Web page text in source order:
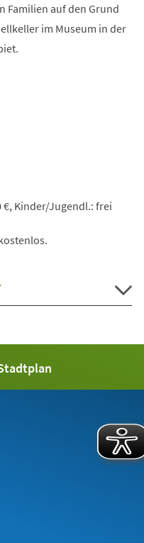
Familien auf den Grund
im Museum in der
€, Kinder/Jugendl.: frei